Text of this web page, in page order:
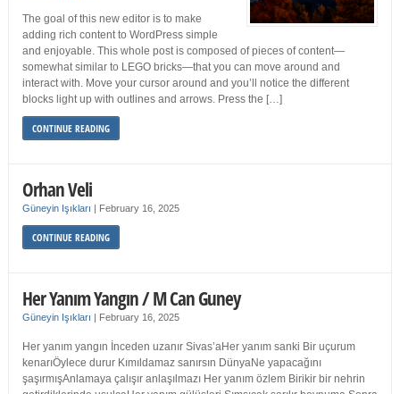
The goal of this new editor is to make
adding rich content to WordPress simple
and enjoyable. This whole post is composed of pieces of content—
somewhat similar to LEGO bricks—that you can move around and
interact with. Move your cursor around and you’ll notice the different
blocks light up with outlines and arrows. Press the […]
CONTINUE READING
Orhan Veli
Güneyin Işıkları | February 16, 2025
CONTINUE READING
Her Yanım Yangın / M Can Guney
Güneyin Işıkları | February 16, 2025
Her yanım yangın İnceden uzanır Sivas’aHer yanım sanki Bir uçurum
kenarıÖylece durur Kımıldamaz sanırsın DünyaNe yapacağını
şaşırmışAnlamaya çalışır anlaşılmazı Her yanım özlem Birikir bir nehrin